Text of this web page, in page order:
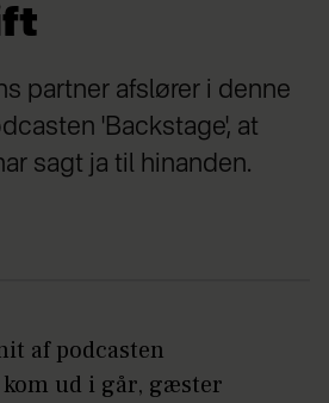
partner afslører i denne
'Backstage', at
sagt ja til hinanden.
af podcasten
kom ud i går, gæster